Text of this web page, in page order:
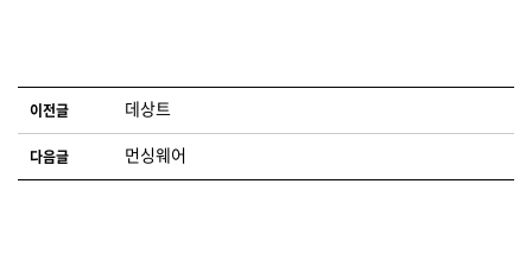
글 네비게이션
이전글 데상트
다음글 먼싱웨어